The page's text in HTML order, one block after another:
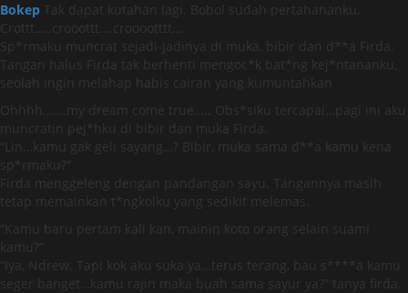
Bokep Tak dapat kutahan lagi. Bobol sudah pertahananku.
Crottt…..crooottt….crooootttt…
Sp*rmaku muncrat sejadi-jadinya di muka, bibir dan d**a Firda.
Tangan halus Firda tak berhenti mengoc*k bat*ng kej*ntananku,
seolah ingin melahap habis cairan yang kumuntahkan
Ohhhh…….my dream come true….. Obs*siku tercapai…pagi ini aku
muncratin pej*hku di bibir dan muka Firda.
“Lin…kamu gak geli sayang…? Bibir, muka sama d**a kamu kena
sp*rmaku?”
Firda menggeleng dengan pandangan sayu. Tangannya masih
tetap memainkan t*ngkolku yang sedikit melemas.
“Kamu baru pertam kali kan, mainin koto orang selain suami
kamu?”
“Iya, Ndrew. Tapi kok aku suka ya…terus terang, bau s****a kamu
seger banget…kamu rajin maka buah sama sayur ya?” tanya firda.